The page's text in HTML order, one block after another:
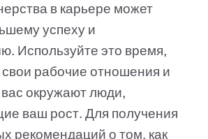
в карьере может
успеху и
Используйте это время,
рабочие отношения и
окружают люди,
ваш рост. Для получения
рекомендаций о том, как